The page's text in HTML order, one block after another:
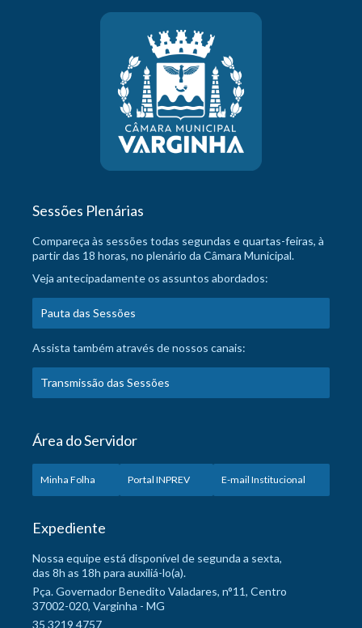
Sessões Plenárias
Compareça às sessões todas segundas e quartas-feiras, à
partir das 18 horas, no plenário da Câmara Municipal.
Veja antecipadamente os assuntos abordados:
Pauta das Sessões
Assista também através de nossos canais:
Transmissão das Sessões
Área do Servidor
Minha Folha Portal INPREV E-mail Institucional
Expediente
Nossa equipe está disponível de segunda a sexta,
das 8h as 18h para auxiliá-lo(a).
Pça. Governador Benedito Valadares, n°11, Centro
37002-020, Varginha - MG
35 3219 4757